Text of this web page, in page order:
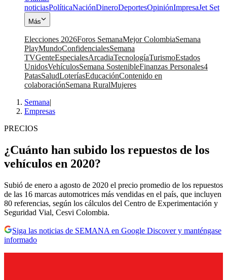
noticiasPolíticaNaciónDineroDeportesOpiniónImpresaJet Set
Más
Elecciones 2026Foros SemanaMejor ColombiaSemana
PlayMundoConfidencialesSemana
TVGenteEspecialesArcadiaTecnologíaTurismoEstados
UnidosVehículosSemana SostenibleFinanzas Personales4
PatasSaludLoteríasEducaciónContenido en
colaboraciónSemana RuralMujeres
Semana|
Empresas
PRECIOS
¿Cuánto han subido los repuestos de los
vehículos en 2020?
Subió de enero a agosto de 2020 el precio promedio de los repuestos
de las 16 marcas automotrices más vendidas en el país, que incluyen
80 referencias, según los cálculos del Centro de Experimentación y
Seguridad Vial, Cesvi Colombia.
Siga las noticias de SEMANA en Google Discover y manténgase
informado